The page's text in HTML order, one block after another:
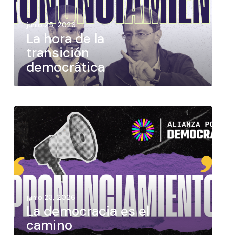
junio 25, 2026
La hora de la
transición
democrática
junio 23, 2026
La democracia es el
camino